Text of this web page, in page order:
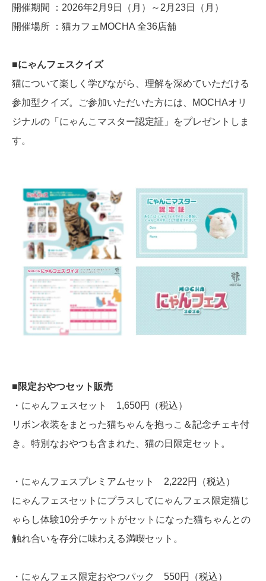
開催期間 ：2026年2月9日（月）～2月23日（月）
開催場所 ：猫カフェMOCHA 全36店舗
■にゃんフェスクイズ
猫について楽しく学びながら、理解を深めていただける
参加型クイズ。ご参加いただいた方には、MOCHAオリ
ジナルの「にゃんこマスター認定証」をプレゼントしま
す。
■限定おやつセット販売
・にゃんフェスセット 1,650円（税込）
リボン衣装をまとった猫ちゃんを抱っこ＆記念チェキ付
き。特別なおやつも含まれた、猫の日限定セット。
・にゃんフェスプレミアムセット 2,222円（税込）
にゃんフェスセットにプラスしてにゃんフェス限定猫じ
ゃらし体験10分チケットがセットになった猫ちゃんとの
触れ合いを存分に味わえる満喫セット。
・にゃんフェス限定おやつパック 550円（税込）